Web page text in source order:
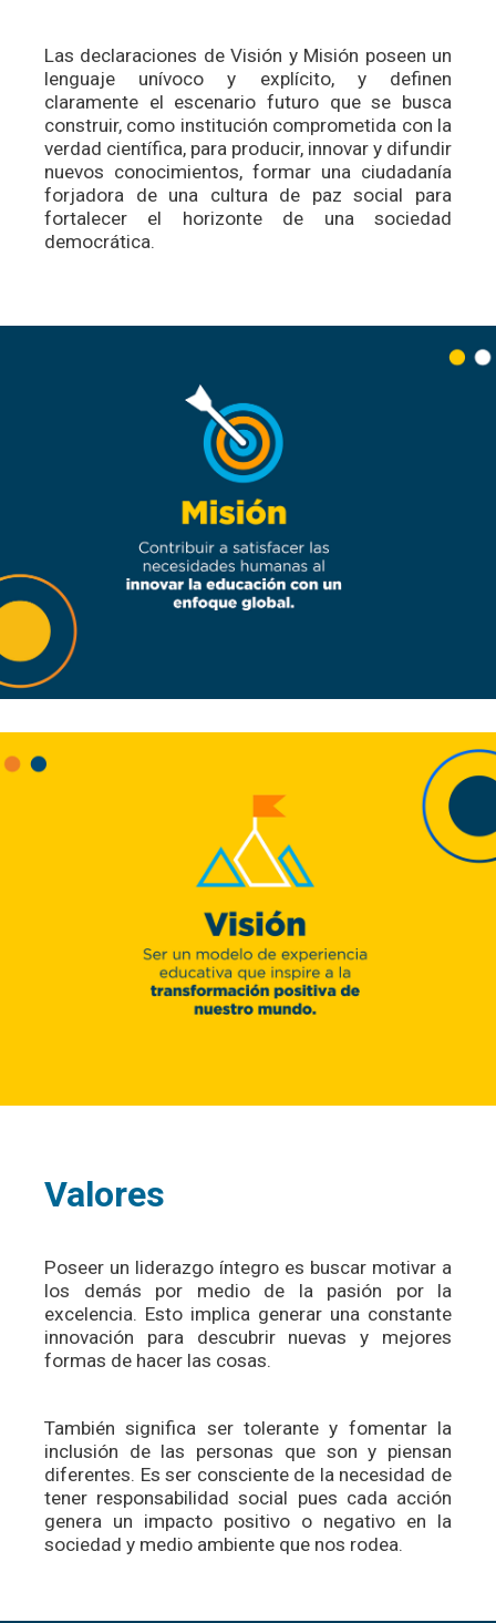
Las declaraciones de Visión y Misión poseen un
lenguaje unívoco y explícito, y definen
claramente el escenario futuro que se busca
construir, como institución comprometida con la
verdad científica, para producir, innovar y difundir
nuevos conocimientos, formar una ciudadanía
forjadora de una cultura de paz social para
fortalecer el horizonte de una sociedad
democrática.
Valores
Poseer un liderazgo íntegro es buscar motivar a
los demás por medio de la pasión por la
excelencia. Esto implica generar una constante
innovación para descubrir nuevas y mejores
formas de hacer las cosas.
También significa ser tolerante y fomentar la
inclusión de las personas que son y piensan
diferentes. Es ser consciente de la necesidad de
tener responsabilidad social pues cada acción
genera un impacto positivo o negativo en la
sociedad y medio ambiente que nos rodea.